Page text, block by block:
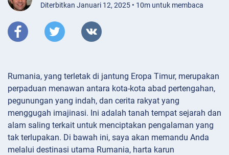
Diterbitkan Januari 12, 2025 • 10m untuk membaca
Rumania, yang terletak di jantung Eropa Timur, merupakan
perpaduan menawan antara kota-kota abad pertengahan,
pegunungan yang indah, dan cerita rakyat yang
menggugah imajinasi. Ini adalah tanah tempat sejarah dan
alam saling terkait untuk menciptakan pengalaman yang
tak terlupakan. Di bawah ini, saya akan memandu Anda
melalui destinasi utama Rumania, harta karun